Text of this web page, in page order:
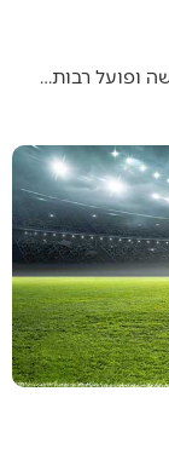
ופועל רבות…